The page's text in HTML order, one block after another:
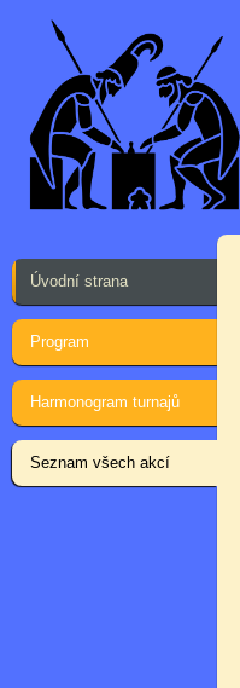
Úvodní strana
Program
Harmonogram turnajů
Seznam všech akcí